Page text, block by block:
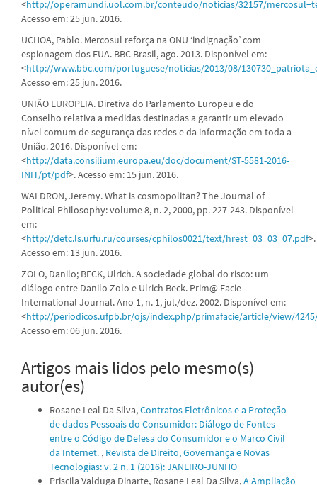
<http://operamundi.uol.com.br/conteudo/noticias/32157/
Acesso em: 25 jun. 2016.
UCHOA, Pablo. Mercosul reforça na ONU ‘indignação’ com
espionagem dos EUA. BBC Brasil, ago. 2013. Disponível em:
<http://www.bbc.com/portuguese/noticias/2013/08/
Acesso em: 25 jun. 2016.
UNIÃO EUROPEIA. Diretiva do Parlamento Europeu e do
Conselho relativa a medidas destinadas a garantir um elevado
nível comum de segurança das redes e da informação em toda a
União. 2016. Disponível em:
<http://data.consilium.europa.eu/doc/document/ST-5581-2016-
INIT/pt/pdf>. Acesso em: 15 jun. 2016.
WALDRON, Jeremy. What is cosmopolitan? The Journal of
Political Philosophy: volume 8, n. 2, 2000, pp. 227-243. Disponível
em:
<http://detc.ls.urfu.ru/courses/cphilos0021/text/hrest_03_03_07.pdf>.
Acesso em: 13 jun. 2016.
ZOLO, Danilo; BECK, Ulrich. A sociedade global do risco: um
diálogo entre Danilo Zolo e Ulrich Beck. Prim@ Facie
International Journal. Ano 1, n. 1, jul./dez. 2002. Disponível em:
<http://periodicos.ufpb.br/ojs/index.php/primafacie/article/view/
Acesso em: 06 jun. 2016.
Artigos mais lidos pelo mesmo(s)
autor(es)
Rosane Leal Da Silva,Contratos Eletrônicos e a Proteção
de dados Pessoais do Consumidor: Diálogo de Fontes
entre o Código de Defesa do Consumidor e o Marco Civil
da Internet. , Revista de Direito, Governança e Novas
Tecnologias: v. 2 n. 1 (2016): JANEIRO-JUNHO
Priscila Valduga Dinarte, Rosane Leal Da Silva,A Ampliação